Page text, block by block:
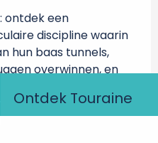
Ontdek Touraine
ontdek een
discipline waarin
hun baas tunnels,
overwinnen, en
is een geweldige
kennen en de